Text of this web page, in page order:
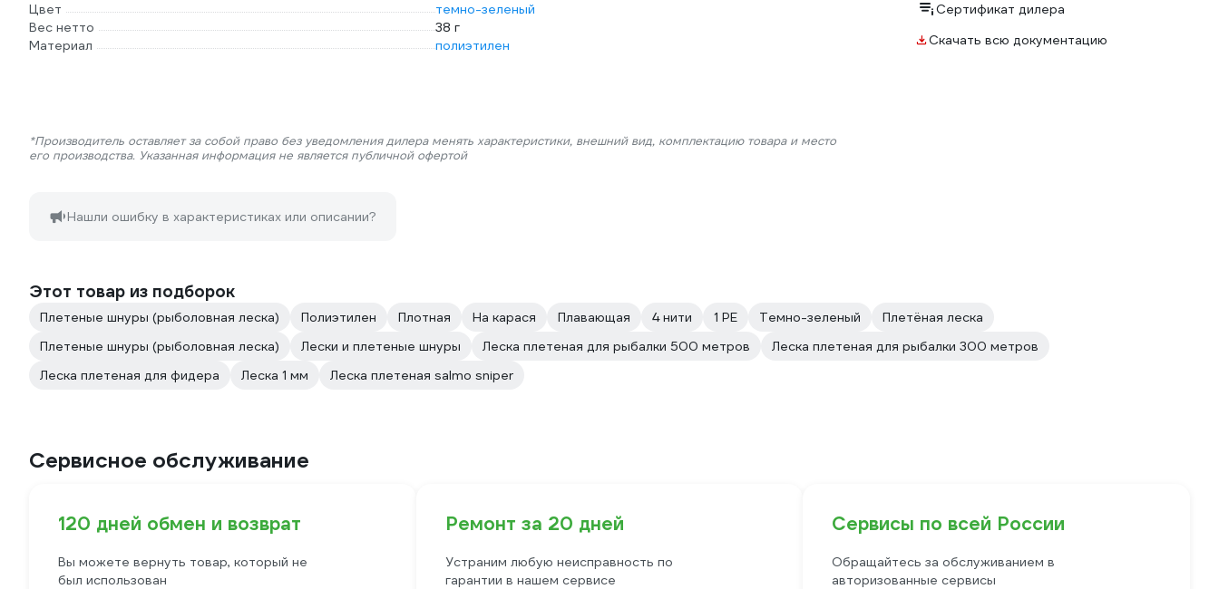
Цвет
темно-зеленый
Вес нетто
38 г
Материал
полиэтилен
*Производитель оставляет за собой право без уведомления дилера менять характеристики, внешний вид, комплектацию товара и место
его производства. Указанная информация не является публичной офертой
Нашли ошибку в характеристиках или описании?
Сертификат дилера
Скачать всю документацию
Этот товар из подборок
Плетеные шнуры (рыболовная леска) Полиэтилен Плотная На карася Плавающая 4 нити 1 PE Темно-зеленый
Плетёная леска
Плетеные шнуры (рыболовная леска)
Лески и плетеные шнуры Леска плетеная для рыбалки 500 метров
Леска плетеная для рыбалки 300 метров
Леска плетеная для фидера
Леска 1 мм Леска плетеная salmo sniper
Сервисное обслуживание
120 дней обмен и возврат
Вы можете вернуть товар, который не
был использован
Ремонт за 20 дней
Устраним любую неисправность по
гарантии в нашем сервисе
Сервисы по всей России
Обращайтесь за обслуживанием в
авторизованные сервисы